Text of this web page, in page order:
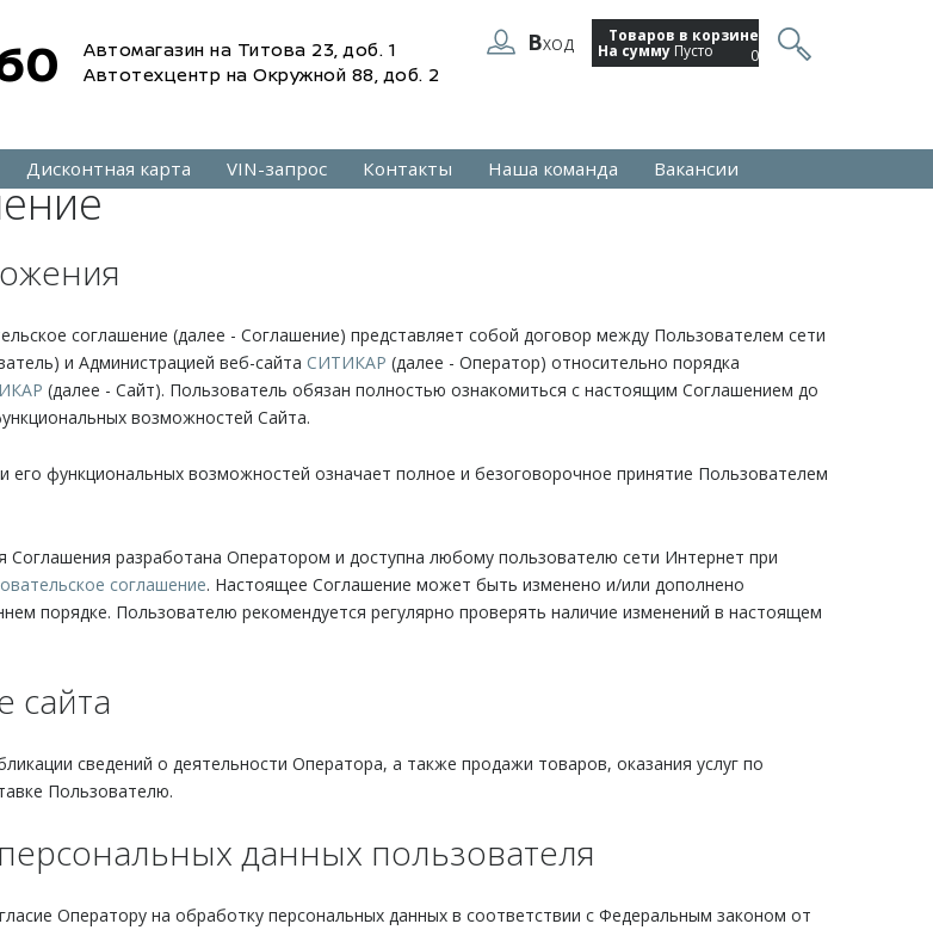
Автомагазин на Титова 23, доб. 1
Автотехцентр на Окружной 88, доб. 2
Дисконтная карта VIN-запрос Контакты Наша команда Вакансии
ВХОД
Товаров в корзине
0
На сумму Пусто
соглашение (далее - Соглашение) представляет собой договор между Пользователем сети
и Администрацией веб-сайта СИТИКАР (далее - Оператор) относительно порядка
(далее - Сайт). Пользователь обязан полностью ознакомиться с настоящим Соглашением до
возможностей Сайта.
его функциональных возможностей означает полное и безоговорочное принятие Пользователем
Соглашения разработана Оператором и доступна любому пользователю сети Интернет при
соглашение. Настоящее Соглашение может быть изменено и/или дополнено
порядке. Пользователю рекомендуется регулярно проверять наличие изменений в настоящем
сайта
сведений о деятельности Оператора, а также продажи товаров, оказания услуг по
Пользователю.
данных пользователя
Оператору на обработку персональных данных в соответствии с Федеральным законом от